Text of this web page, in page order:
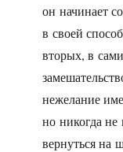
он начинает
в своей
вторых, в
нежелание
но никогда не
вернуться на